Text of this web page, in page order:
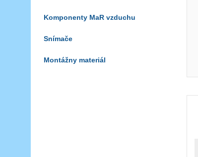
Komponenty MaR vzduchu
Snímače
Montážny materiál